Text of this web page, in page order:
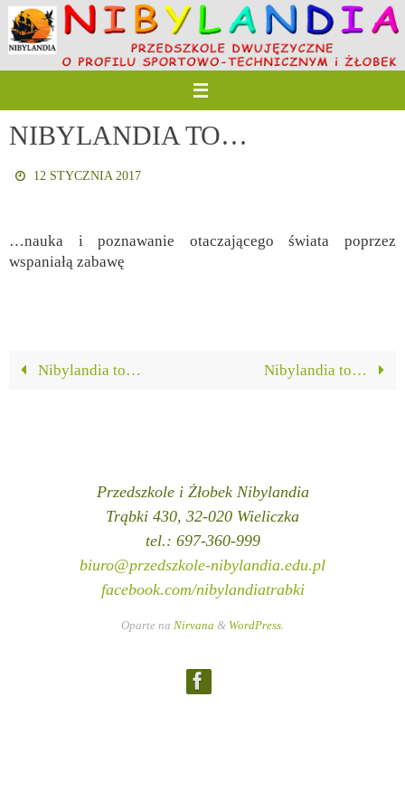
Przejdź
do
treści
NIBYLANDIA TO…
12 STYCZNIA 2017
…nauka i poznawanie otaczającego świata poprzez
wspaniałą zabawę
Nibylandia to… Nibylandia to…
Przedszkole i Żłobek Nibylandia
Trąbki 430, 32-020 Wieliczka
tel.: 697-360-999
biuro@przedszkole-nibylandia.edu.pl
facebook.com/nibylandiatrabki
Oparte na Nirvana & WordPress.